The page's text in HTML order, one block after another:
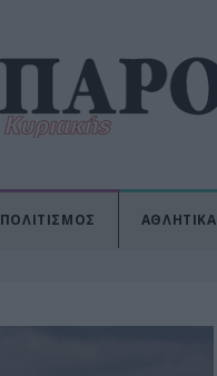
ΠΟΛΙΤΙΣΜΟΣ ΑΘΛΗΤΙΚΑ